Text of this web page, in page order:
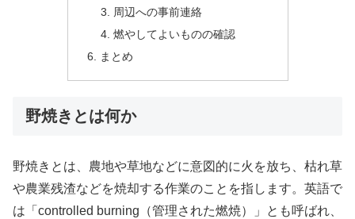
周辺への事前連絡
燃やしてよいものの確認
まとめ
野焼きとは何か
野焼きとは、農地や草地などに意図的に火を放ち、枯れ草
や農業残渣などを焼却する作業のことを指します。英語で
は「controlled burning（管理された燃焼）」とも呼ばれ、